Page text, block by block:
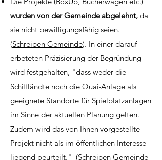
wurden von der Gemeinde abgelehnt, da
sie nicht bewilligungsfähig seien.
(Schreiben Gemeinde). In einer darauf
erbeteten Präzisierung der Begründung
wird festgehalten, "dass weder die
Schiffländte noch die Quai-Anlage als
geeignete Standorte für Spielplatzanlagen
im Sinne der aktuellen Planung gelten.
Zudem wird das von Ihnen vorgestellte
Projekt nicht als im öffentlichen Interesse
liegend beurteilt." (Schreiben Gemeinde